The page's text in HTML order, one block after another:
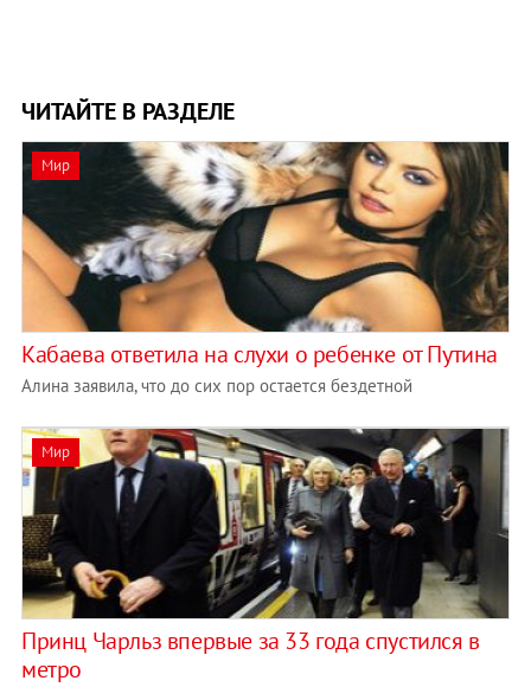
ЧИТАЙТЕ В РАЗДЕЛЕ
Мир
Кабаева ответила на слухи о ребенке от Путина
Алина заявила, что до сих пор остается бездетной
Мир
Принц Чарльз впервые за 33 года спустился в
метро